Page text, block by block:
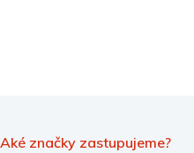
Aké značky zastupujeme?